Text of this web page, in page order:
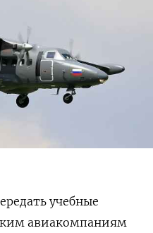
учебные
авиакомпаниям